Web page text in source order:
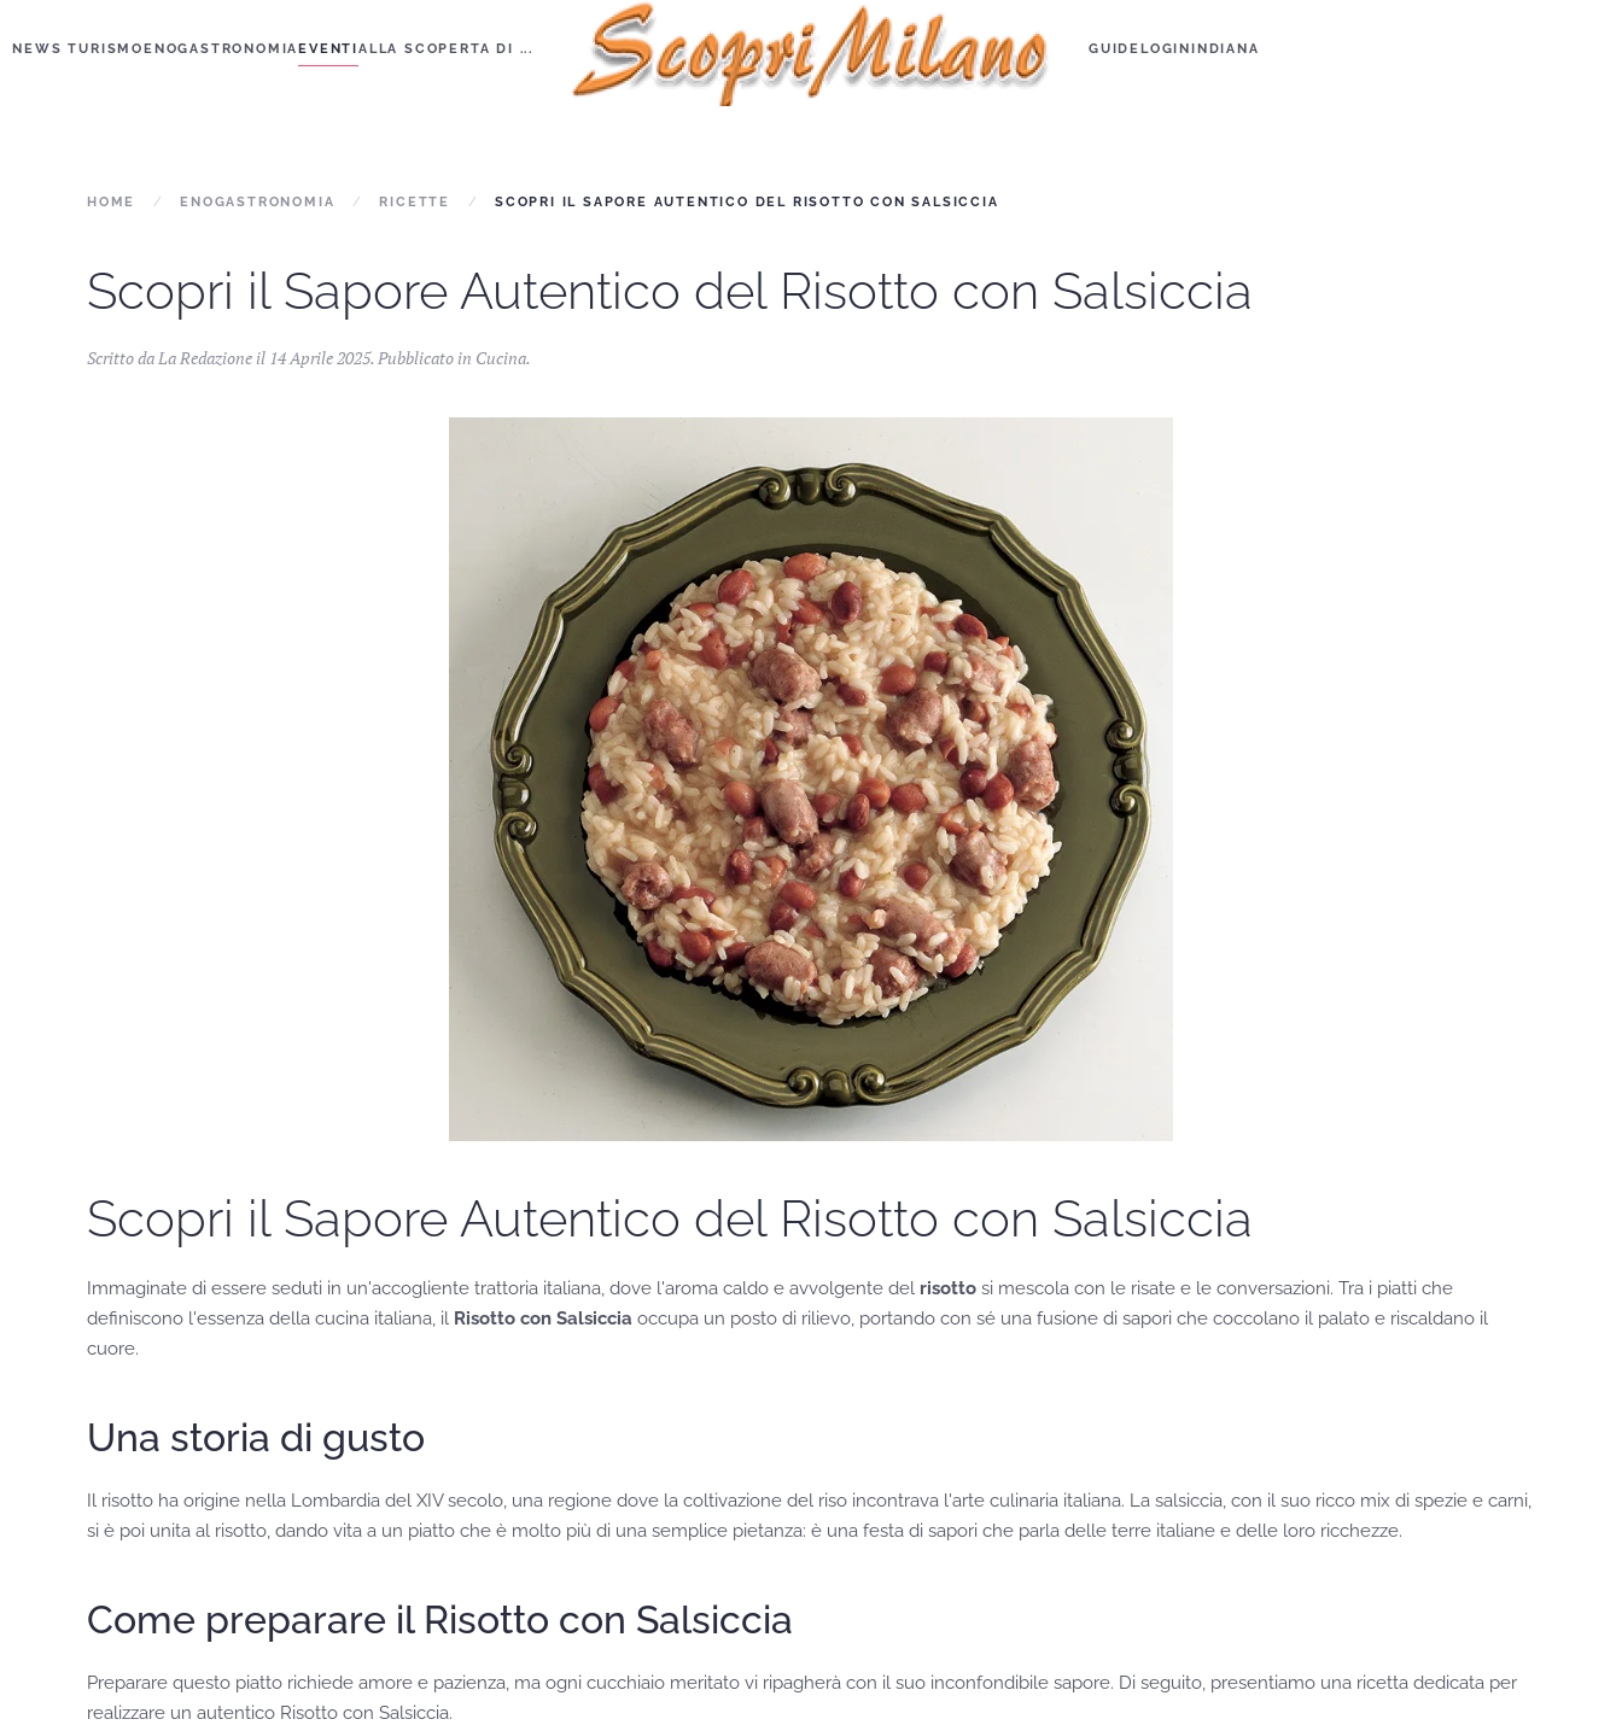
Skip to main content
NEWS TURISMOENOGASTRONOMIAEVENTIALLA SCOPERTA DI ... GUIDELOGININDIANA
HOME ENOGASTRONOMIA RICETTE SCOPRI IL SAPORE AUTENTICO DEL RISOTTO CON SALSICCIA
Scopri il Sapore Autentico del Risotto con Salsiccia
Scritto da La Redazione il 14 Aprile 2025. Pubblicato in Cucina.
Scopri il Sapore Autentico del Risotto con Salsiccia
Immaginate di essere seduti in un'accogliente trattoria italiana, dove l'aroma caldo e avvolgente del risotto si mescola con le risate e le conversazioni. Tra i piatti che
definiscono l'essenza della cucina italiana, il Risotto con Salsiccia occupa un posto di rilievo, portando con sé una fusione di sapori che coccolano il palato e riscaldano il
cuore.
Una storia di gusto
Il risotto ha origine nella Lombardia del XIV secolo, una regione dove la coltivazione del riso incontrava l'arte culinaria italiana. La salsiccia, con il suo ricco mix di spezie e carni,
si è poi unita al risotto, dando vita a un piatto che è molto più di una semplice pietanza: è una festa di sapori che parla delle terre italiane e delle loro ricchezze.
Come preparare il Risotto con Salsiccia
Preparare questo piatto richiede amore e pazienza, ma ogni cucchiaio meritato vi ripagherà con il suo inconfondibile sapore. Di seguito, presentiamo una ricetta dedicata per
realizzare un autentico Risotto con Salsiccia.